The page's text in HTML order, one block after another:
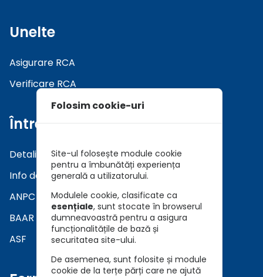
Unelte
Asigurare RCA
Verificare RCA
Întrebări
Detalii asiguratori
Info daune
ANPC
BAAR
ASF
Folosim cookie-uri
Site-ul folosește module cookie
pentru a îmbunătăți experiența
generală a utilizatorului.
Modulele cookie, clasificate ca
esențiale, sunt stocate în browserul
dumneavoastră pentru a asigura
funcționalitățile de bază și
securitatea site-ului.
De asemenea, sunt folosite și module
cookie de la terțe părți care ne ajută